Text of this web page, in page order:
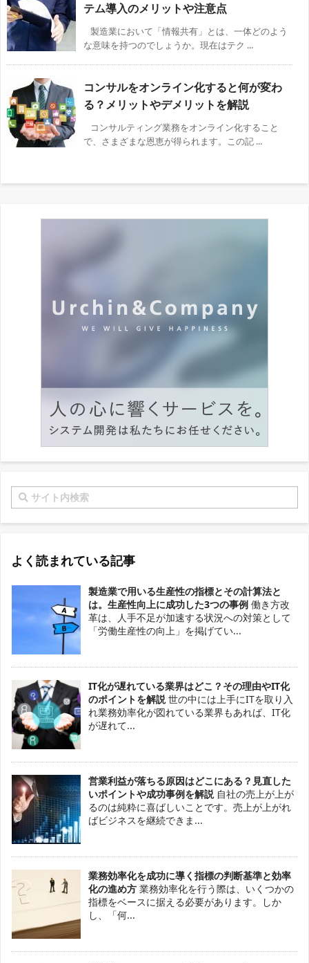
テム導入のメリットや注意点
製造業において「情報共有」とは、一体どのよう
な意味を持つのでしょうか。現在はテク ...
コンサルをオンライン化すると何が変わ
る？メリットやデメリットを解説
コンサルティング業務をオンライン化すること
で、さまざまな恩恵が得られます。この記 ...
よく読まれている記事
製造業で用いる生産性の指標とその計算法と
は。生産性向上に成功した3つの事例 働き方改
革は、人手不足が加速する状況への対策として
「労働生産性の向上」を掲げてい...
IT化が遅れている業界はどこ？その理由やIT化
のポイントを解説 世の中には上手にITを取り入
れ業務効率化が図れている業界もあれば、IT化
が遅れて...
営業利益が落ちる原因はどこにある？見直した
いポイントや成功事例を解説 自社の売上が上が
るのは純粋に喜ばしいことです。売上が上がれ
ばビジネスを継続できま...
業務効率化を成功に導く指標の判断基準と効率
化の進め方 業務効率化を行う際は、いくつかの
指標をベースに据える必要があります。しか
し、「何...